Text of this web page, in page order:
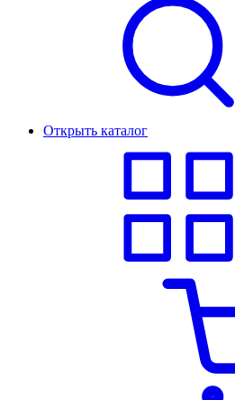
Открыть каталог